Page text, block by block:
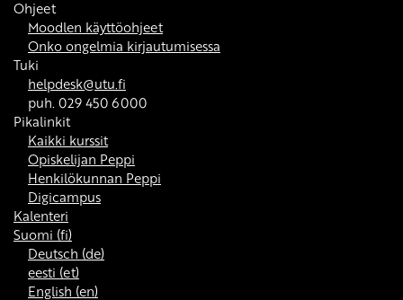
Ohjeet
Moodlen käyttöohjeet
Onko ongelmia kirjautumisessa
Tuki
helpdesk@utu.fi
puh. 029 450 6000
Pikalinkit
Kaikki kurssit
Opiskelijan Peppi
Henkilökunnan Peppi
Digicampus
Kalenteri
Suomi ‎(fi)‎
Deutsch ‎(de)‎
eesti ‎(et)‎
English ‎(en)‎